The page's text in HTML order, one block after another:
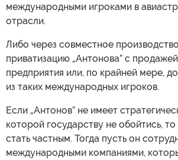
международными игроками в
отрасли.
Либо через совместное
приватизацию „Антонова” с
предприятия или, по крайней мере,
из таких международных игроков.
Если „Антонов” не имеет
которой государству не обойтись,
стать частным. Тогда пусть он
международными компаниями,